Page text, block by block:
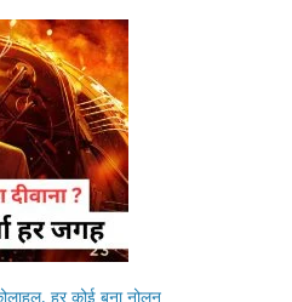
हर कोई बना नोलन